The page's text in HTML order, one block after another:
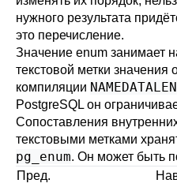
нужного результата
это перечисление.
Значение enum занимает
текстовой метки значения
компиляции NAMEDATALEN
PostgreSQL он
Сопоставления
текстовыми метками
pg_enum. Он может быть
Пред.